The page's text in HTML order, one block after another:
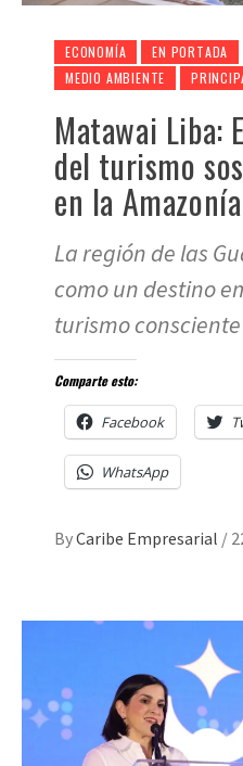
ECONOMÍA EN PORTADA
MEDIO AMBIENTE
Matawai Liba:
del turismo
en la Amazonía
La región de las
como un destino
turismo consciente
Comparte esto:
Facebook
WhatsApp
ByCaribe Empresarial /